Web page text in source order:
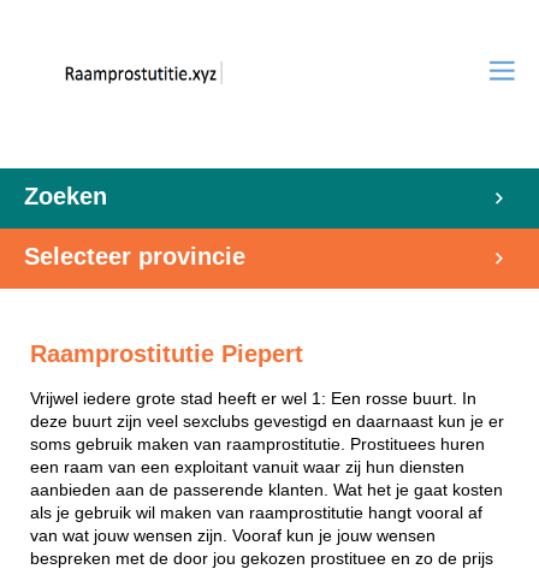
Zoeken
Selecteer provincie
Raamprostitutie Piepert
Vrijwel iedere grote stad heeft er wel 1: Een rosse buurt. In
deze buurt zijn veel sexclubs gevestigd en daarnaast kun je er
soms gebruik maken van raamprostitutie. Prostituees huren
een raam van een exploitant vanuit waar zij hun diensten
aanbieden aan de passerende klanten. Wat het je gaat kosten
als je gebruik wil maken van raamprostitutie hangt vooral af
van wat jouw wensen zijn. Vooraf kun je jouw wensen
bespreken met de door jou gekozen prostituee en zo de prijs